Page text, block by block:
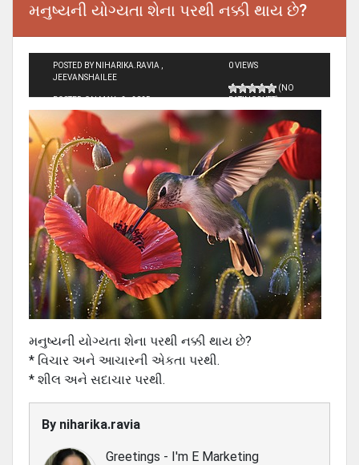
મનુષ્યની યોગ્યતા શેના પરથી નક્કી થાય છે?
POSTED BY NIHARIKA.RAVIA ,
JEEVANSHAILEE
POSTED ON MAY - 2 - 2025
0 VIEWS
(NO
RATINGS YET)
મનુષ્યની યોગ્યતા શેના પરથી નક્કી થાય છે?
* વિચાર અને આચારની એકતા પરથી.
* શીલ અને સદાચાર પરથી.
By niharika.ravia
Greetings - I'm E Marketing